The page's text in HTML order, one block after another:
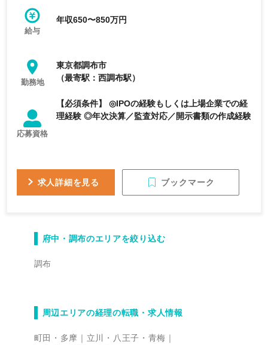
給与
年収650〜850万円
勤務地
東京都調布市
（最寄駅：西調布駅）
応募資格
【必須条件】 ◎IPOの経験もしくは上場企業での経
理経験 ◎年次決算／監査対応／開示書類の作成経験
求人詳細を見る ブックマーク
府中・調布のエリアを絞り込む
調布
周辺エリアの経理の転職・求人情報
町田・多摩
立川・八王子・青梅